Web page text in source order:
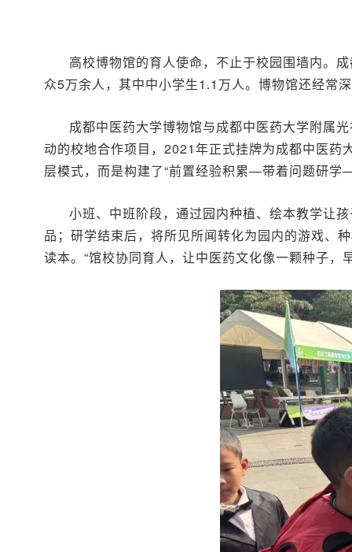
高校博物馆的育人使命，不止于校园围墙内。
众5万余人，其中中小学生1.1万人。博物馆还经常
成都中医药大学博物馆与成都中医药大学附属
动的校地合作项目，2021年正式挂牌为成都中医药
层模式，而是构建了“前置经验积累—带着问题研学
小班、中班阶段，通过园内种植、绘本教学让
品；研学结束后，将所见所闻转化为园内的游戏、
读本。“馆校协同育人，让中医药文化像一颗种子，